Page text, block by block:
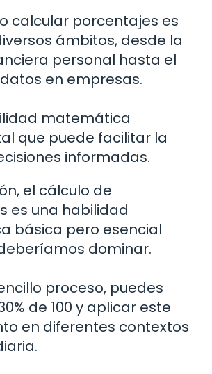
calcular porcentajes es
ámbitos, desde la
personal hasta el
en empresas.
matemática
que puede facilitar la
informadas.
el cálculo de
es una habilidad
básica pero esencial
dominar.
proceso, puedes
de 100 y aplicar este
en diferentes contextos